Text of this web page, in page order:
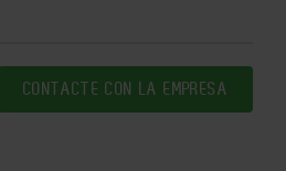
CONTACTE CON LA EMPRESA